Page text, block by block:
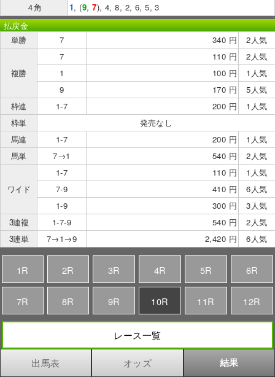
４角
1, (9,7), 4, 8, 2, 6, 5, 3
払戻金
単勝
7 340 円 2人気
複勝
7 110 円
2人気
1
100 円
1人気
9
170 円
5人気
枠連
1-7 200 円
1人気
枠単
発売なし
馬連
1-7 200 円
1人気
馬単
7→1 540 円 2人気
ワイド
1-7 110 円
1人気
7-9
410 円
6人気
1-9
300 円
3人気
3連複
1-7-9 540 円
2人気
3連単
7→1→9 2,420 円 6人気
1R 2R 3R 4R 5R 6R
7R 8R 9R 10R 11R 12R
レース一覧
出馬表 オッズ 結果